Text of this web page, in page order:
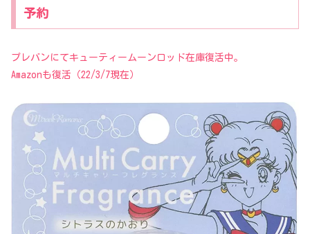
予約
プレバンにてキューティームーンロッド在庫復活中。
Amazonも復活（22/3/7現在）